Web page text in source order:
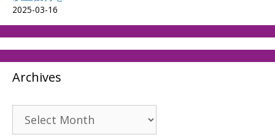
2025-03-16
Archives
Archives